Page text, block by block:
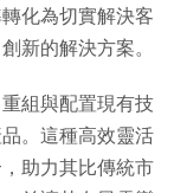
化為切實解決客
新的解決方案。
組與配置現有技
。這種高效靈活
助力其比傳統市